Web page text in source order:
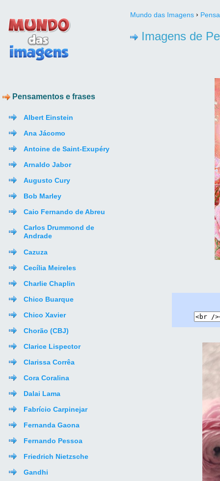
Pensamentos e frases
Albert Einstein
Ana Jácomo
Antoine de Saint-Exupéry
Arnaldo Jabor
Augusto Cury
Bob Marley
Caio Fernando de Abreu
Carlos Drummond de
Andrade
Cazuza
Cecília Meireles
Charlie Chaplin
Chico Buarque
Chico Xavier
Chorão (CBJ)
Clarice Lispector
Clarissa Corrêa
Cora Coralina
Dalai Lama
Fabrício Carpinejar
Fernanda Gaona
Fernando Pessoa
Friedrich Nietzsche
Gandhi
Mundo das Imagens ›
Imagens de